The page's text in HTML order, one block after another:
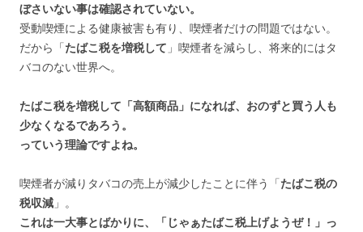
ぼさいない事は確認されていない。
受動喫煙による健康被害も有り、喫煙者だけの問題ではない。
だから「たばこ税を増税して 」喫煙者を減らし、将来的にはタ
バコのない世界へ。
たばこ税を増税して「高額商品」になれば、おのずと買う人も
少なくなるであろう。
っていう理論ですよね。
喫煙者が減りタバコの売上が減少したことに伴う「たばこ税の
税収減 」。
これは一大事とばかりに、「じゃぁたばこ税上げようぜ！」っ